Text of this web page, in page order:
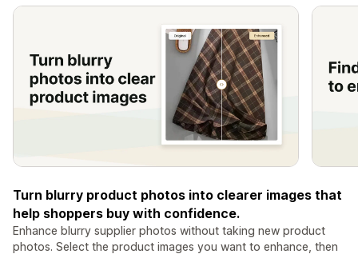
Turn blurry product photos into clearer images that
help shoppers buy with confidence.
Enhance blurry supplier photos without taking new product
photos. Select the product images you want to enhance, then